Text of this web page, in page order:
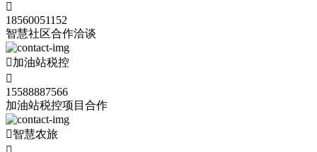

18560051152
智慧社区合作洽谈
加油站税控

15588887566
加油站税控项目合作
智慧农旅